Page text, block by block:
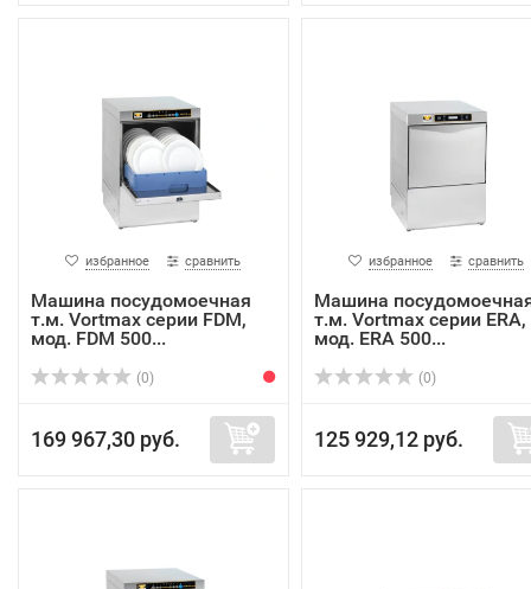
избранное сравнить
Машина посудомоечная
т.м. Vortmax серии FDM,
мод. FDM 500...
(0)
169 967,30 руб.
избранное сравнить
Машина
т.м. Vortmax серии ERA,
мод. ERA 500...
(0)
125 929,12 руб.